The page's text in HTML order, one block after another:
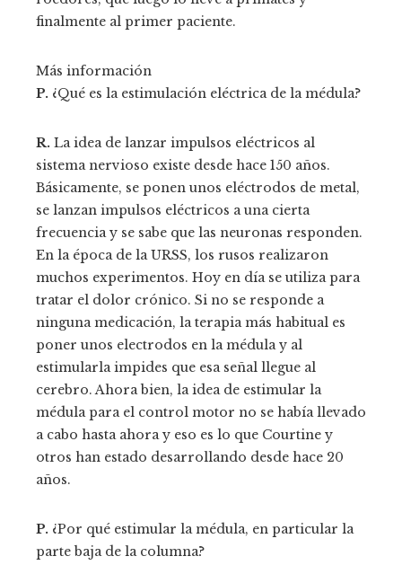
finalmente al primer paciente.
Más información
P. ¿Qué es la estimulación eléctrica de la médula?
R. La idea de lanzar impulsos eléctricos al
sistema nervioso existe desde hace 150 años.
Básicamente, se ponen unos eléctrodos de metal,
se lanzan impulsos eléctricos a una cierta
frecuencia y se sabe que las neuronas responden.
En la época de la URSS, los rusos realizaron
muchos experimentos. Hoy en día se utiliza para
tratar el dolor crónico. Si no se responde a
ninguna medicación, la terapia más habitual es
poner unos electrodos en la médula y al
estimularla impides que esa señal llegue al
cerebro. Ahora bien, la idea de estimular la
médula para el control motor no se había llevado
a cabo hasta ahora y eso es lo que Courtine y
otros han estado desarrollando desde hace 20
años.
P. ¿Por qué estimular la médula, en particular la
parte baja de la columna?